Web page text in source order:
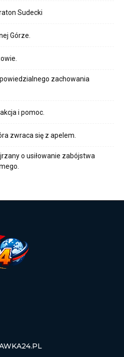
Sudecki
Górze.
zachowania
i pomoc.
zwraca się z apelem.
o usiłowanie zabójstwa